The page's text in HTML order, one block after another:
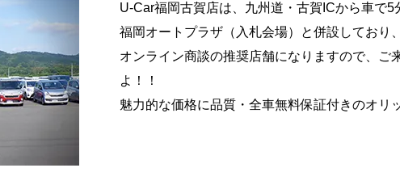
U-Car福岡古賀店は、九州道・古賀ICから車で5
福岡オートプラザ（入札会場）と併設しており
オンライン商談の推奨店舗になりますので、ご
よ！！
魅力的な価格に品質・全車無料保証付きのオリ